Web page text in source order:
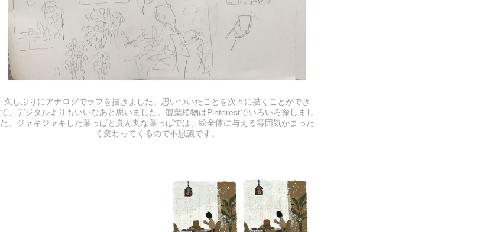
久しぶりにアナログでラフを描きました。思いついたことを次々に描くことができ
て、デジタルよりもいいなあと思いました。観葉植物はPinterestでいろいろ探しまし
た。ジャキジャキした葉っぱと真ん丸な葉っぱでは、絵全体に与える雰囲気がまった
く変わってくるので不思議です。